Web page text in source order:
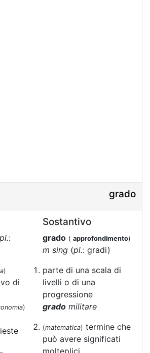
grado
pl.:
)
di
)
Sostantivo
grado ( approfondimento)
m sing (pl.: gradi)
parte di una scala di
livelli o di una
progressione
grado militare
(matematica) termine che
può avere significati
molteplici